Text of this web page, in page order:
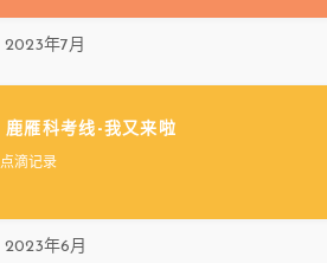
2023年7月
鹿雁科考线-我又来啦
点滴记录
2023年6月